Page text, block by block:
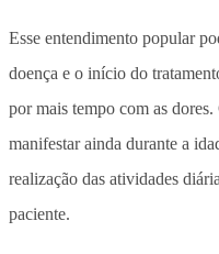
Esse entendimento popular
doença e o início do
por mais tempo com as
manifestar ainda durante a
realização das atividades
paciente.